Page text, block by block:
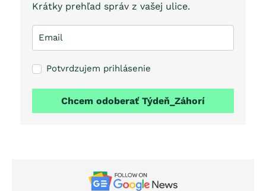
Krátky prehľad správ z vašej ulice.
Potvrdzujem prihlásenie
Chcem odoberať Týdeň_Záhorí